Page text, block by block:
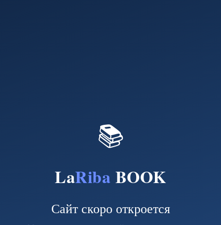
📚
LaRiba BOOK
Сайт скоро откроется